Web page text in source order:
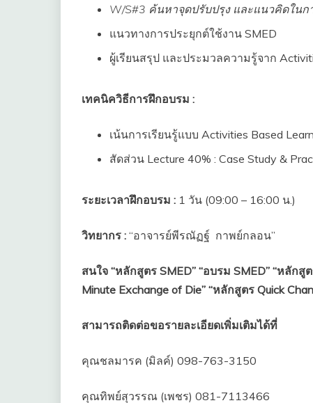
W/S#3 ค้นหาจุดปรับปรุง และแนวคิดในก
แนวทางการประยุกต์ใช้งาน SMED
ผู้เรียนสรุป และประมวลความรู้จาก
เทคนิควิธีการฝึกอบรม :
เน้นการเรียนรู้แบบ Activities Based
สัดส่วน Lecture 40% : Case Study &
ระยะเวลาฝึกอบรม : 1 วัน (09:00 – 16:00 น.)
วิทยากร : “อาจารย์พีรณัฏฐ์ กาพย์กลอน”
สนใจ “หลักสูตร SMED” “อบรม SMED” “หลักสู
Minute Exchange of Die” “หลักสูตร Quick
สามารถติดต่อขอรายละเอียดเพิ่มเติมได้ที่
คุณชลมารค (มิลค์) 098-763-3150
คุณทิพย์สุวรรณ (เพชร) 081-7113466